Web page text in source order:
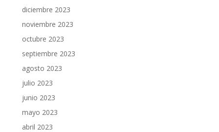
diciembre 2023
noviembre 2023
octubre 2023
septiembre 2023
agosto 2023
julio 2023
junio 2023
mayo 2023
abril 2023